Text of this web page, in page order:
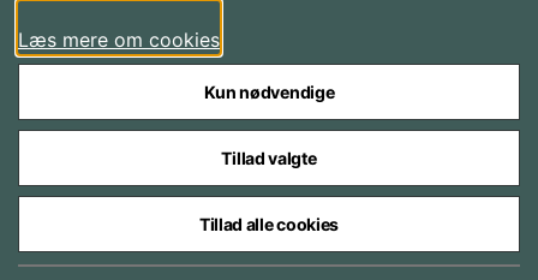
Styrelser og myndigheder under Forsvarsministeriet
Læs mere om cookies
Kun nødvendige
Tillad valgte
Tillad alle cookies